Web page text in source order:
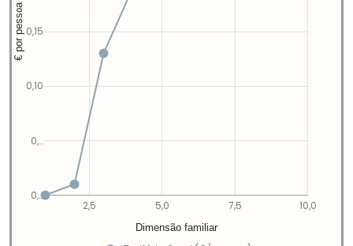
2,5 5,0 7,5 10,0
0,…
0,…
0,10
0,15
Dimensão familiar
€ por pessoa